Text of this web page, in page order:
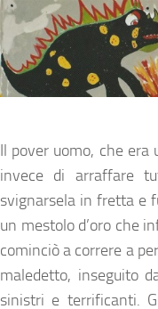
Il pover uomo, che era
invece di arraffare
svignarsela in fretta e
un mestolo d’oro che
cominciò a correre a
maledetto, inseguito
sinistri e terrificanti.